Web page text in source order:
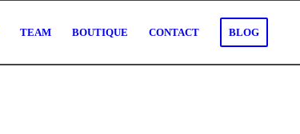
TEAM BOUTIQUE CONTACT BLOG